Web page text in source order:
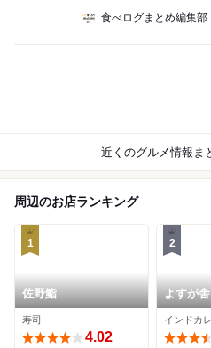
食べログまとめ編集部
近くのグルメ情報ま
周辺のお店ランキング
1
佐野鮨
寿司
4.02
2
よすが舎
インドカ